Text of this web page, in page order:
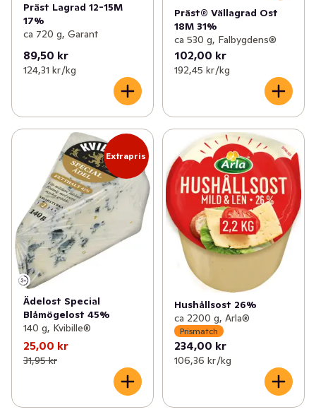
Präst Lagrad 12-15M
17%
ca 720 g, Garant
89,50 kr
124,31 kr /kg
Präst® Vällagrad Ost
18M 31%
ca 530 g, Falbygdens®
102,00 kr
192,45 kr /kg
Extrapris
Ädelost Special
Blåmögelost 45%
140 g, Kvibille®
25,00 kr
31,95 kr
Hushållsost 26%
ca 2200 g, Arla®
Prismatch
234,00 kr
106,36 kr /kg